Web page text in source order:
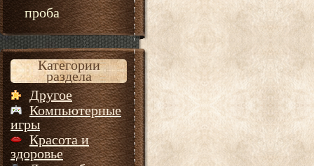
проба
Категории
раздела
Другое
Компьютерные
игры
Красота и
здоровье